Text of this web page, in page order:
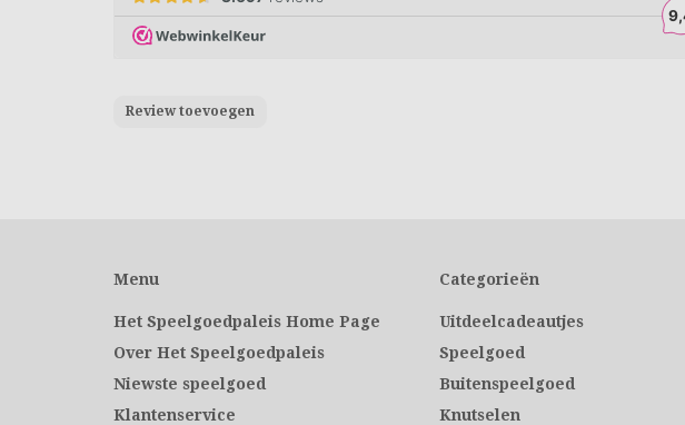
Review toevoegen
Menu
Het Speelgoedpaleis Home Page
Over Het Speelgoedpaleis
Niewste speelgoed
Klantenservice
Categorieën
Uitdeelcadeautjes
Speelgoed
Buitenspeelgoed
Knutselen